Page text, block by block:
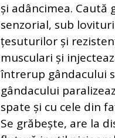
și adâncimea. Caută
senzorial, sub
țesuturilor și
musculari și
întrerup gândacului
gândacului
spate și cu cele din
Se grăbește, are la